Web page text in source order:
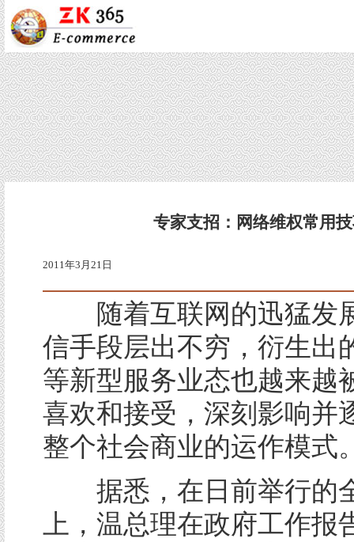
专家支招：网络维权常用
2011年3月21日
随着互联网的迅猛发
信手段层出不穷，衍生出
等新型服务业态也越来越
喜欢和接受，深刻影响并
整个社会商业的运作模式
据悉，在日前举行的
上，温总理在政府工作报